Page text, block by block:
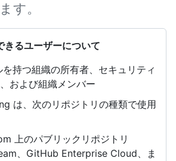
す。
きるユーザーについて
を持つ組織の所有者、セキュリティ
および組織メンバー
は、次のリポジトリの種類で使用
上のパブリックリポジトリ
、GitHub Enterprise Cloud、ま